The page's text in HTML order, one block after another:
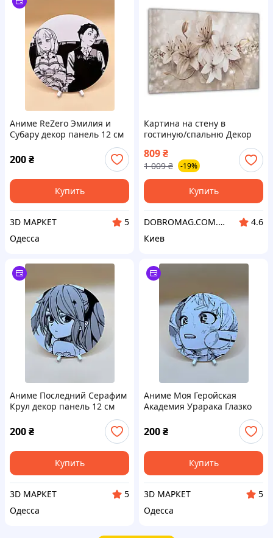
Аниме ReZero Эмилия и
Субару декор панель 12 см
200₴
Купить
3D МАРКЕТ
5
Одесса
Картина на стену в
гостиную/спальню Декор
белыми лилиями 60x100 см
MK10152_M
809₴
1 009 ₴ -19%
Купить
DOBROMAG.COM.UA - ДОБРОМАГ
4.6
Киев
Аниме Последний Серафим
Крул декор панель 12 см
200₴
Купить
3D МАРКЕТ
5
Одесса
Аниме Моя Геройская
Академия Урарака Глазко
200₴
Купить
3D МАРКЕТ
5
Одесса